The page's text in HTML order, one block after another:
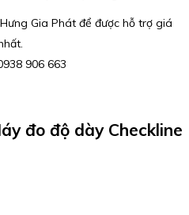
Gia Phát để được hỗ trợ giá
906 663
đo độ dày Checkline